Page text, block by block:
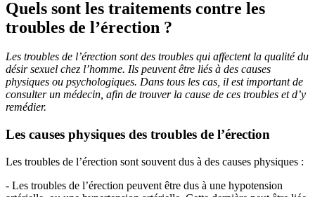
Quels sont les traitements contre les
troubles de l’érection ?
Les troubles de l’érection sont des troubles qui affectent la qualité du
désir sexuel chez l’homme. Ils peuvent être liés à des causes
physiques ou psychologiques. Dans tous les cas, il est important de
consulter un médecin, afin de trouver la cause de ces troubles et d’y
remédier.
Les causes physiques des troubles de l’érection
Les troubles de l’érection sont souvent dus à des causes physiques :
- Les troubles de l’érection peuvent être dus à une hypotension